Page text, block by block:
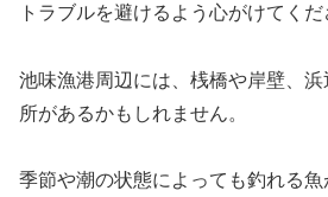
トラブルを避けるよう心がけてくだ
池味漁港周辺には、桟橋や岸壁、
所があるかもしれません。
季節や潮の状態によっても釣れる